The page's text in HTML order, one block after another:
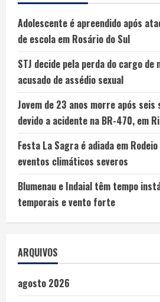
Adolescente é apreendido após
de escola em Rosário do Sul
STJ decide pela perda do cargo
acusado de assédio sexual
Jovem de 23 anos morre após
devido a acidente na BR-470, em
Festa La Sagra é adiada em
eventos climáticos severos
Blumenau e Indaial têm tempo
temporais e vento forte
ARQUIVOS
agosto 2026